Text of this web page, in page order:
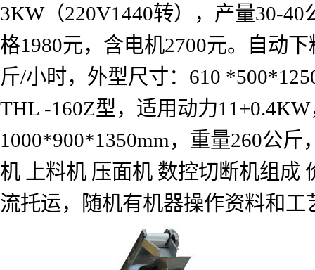
3KW（220V1440转），产量30-40
格1980元，含电机2700元。自动下
斤/小时，外型尺寸： 610
THL -160Z型，适用动力11+0.4KW
1000*900*1350mm ，重量260公斤
机
上料机 压面机 数控切断机组成
流托运，随机有机器操作资料和工